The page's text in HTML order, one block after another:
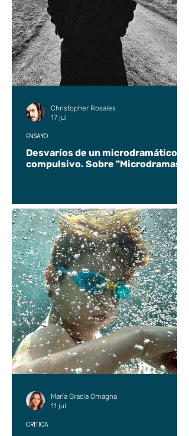
Desvaríos de un microdramático
compulsivo. Sobre "Microdramas".
ENSAYO
Christopher Rosales
17 jul
CRÍTICA
María Gracia Omagna
11 jul